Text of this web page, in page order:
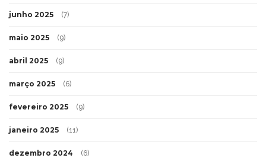
junho 2025 (7)
maio 2025 (9)
abril 2025 (9)
março 2025 (6)
fevereiro 2025 (9)
janeiro 2025 (11)
dezembro 2024 (6)